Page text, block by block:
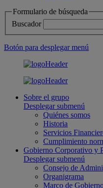
Formulario de búsqueda
Buscador
Botón para desplegar menú
Sobre el grupo
Desplegar submenú
Quiénes somos
Historia
Servicios
Cumplimiento
Gobierno Corporativo y
Desplegar submenú
Consejo de
Organigrama
Marco de